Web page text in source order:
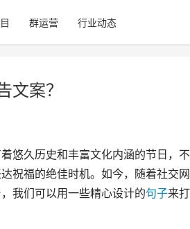
群运营 行业动态
案？
悠久历史和丰富文化内涵的节日，
祝福的绝佳时机。如今，随着社交
我们可以用一些精心设计的句子来